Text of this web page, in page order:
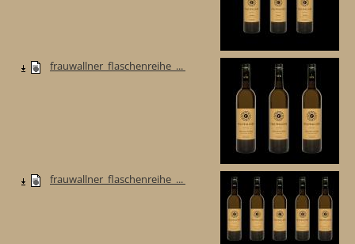
frauwallner_flaschenreihe_...
frauwallner_flaschenreihe_...